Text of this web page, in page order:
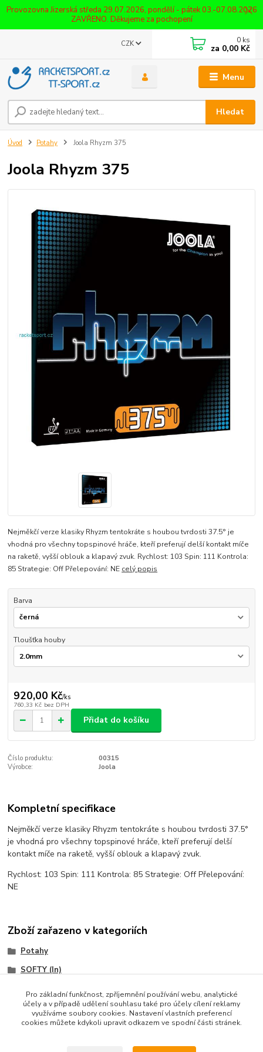
Provozovna Jizerská středa 29.07.2026, pondělí - pátek 03.-07.08.2026
ZAVŘENO. Děkujeme za pochopení
Menu
CZK
Hledat
0 ks
za 0,00 Kč
Úvod Potahy Joola Rhyzm 375
Joola Rhyzm 375
Nejměkčí verze klasiky Rhyzm tentokráte s houbou tvrdosti 37.5° je
vhodná pro všechny topspinové hráče, kteří preferují delší kontakt míče
na raketě, vyšší oblouk a klapavý zvuk. Rychlost: 103 Spin: 111 Kontrola:
85 Strategie: Off Přelepování: NE celý popis
Barva
Tloušťka houby
920,00 Kč/ks
760,33 Kč bez DPH
Přidat do košíku
Číslo produktu:
00315
Výrobce:
Joola
Kompletní specifikace
Nejměkčí verze klasiky Rhyzm tentokráte s houbou tvrdosti 37.5°
je vhodná pro všechny topspinové hráče, kteří preferují delší
kontakt míče na raketě, vyšší oblouk a klapavý zvuk.
Rychlost: 103 Spin: 111 Kontrola: 85 Strategie: Off Přelepování:
NE
Zboží zařazeno v kategoriích
Potahy
SOFTY (In)
Pro základní funkčnost, zpříjemnění používání webu, analytické
účely a v případě udělení souhlasu také pro účely cílení reklamy
využíváme soubory cookies. Nastavení vlastních preferencí
cookies můžete kdykoli upravit odkazem ve spodní části stránek.